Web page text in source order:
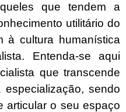
que tendem a
utilitário do
à cultura humanística
Entenda-se aqui
que transcende
sendo
articular o seu espaço